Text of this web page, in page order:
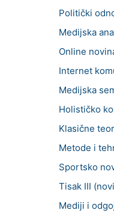
Politički
Medijska
Online
Internet
Medijska
Holističko
Klasične
Metode i
Sportsko
Tisak III
Mediji i